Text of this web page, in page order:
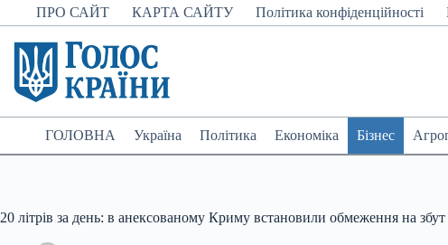
Перейти
до
вмісту
ПРО САЙТ КАРТА САЙТУ Політика конфіденційності
ГОЛОВНА Україна Політика Економіка Бізнес
20 літрів за день: в анексованому Криму встановили обмеження на